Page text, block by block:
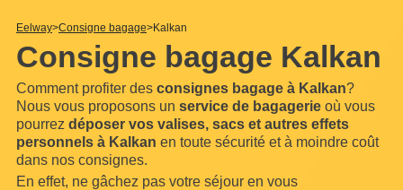
Eelway Consigne bagage Kalkan
Consigne bagage Kalkan
Comment profiter des consignes bagage à Kalkan?
Nous vous proposons un service de bagagerie où vous
pourrez déposer vos valises, sacs et autres effets
personnels à Kalkan en toute sécurité et à moindre coût
dans nos consignes.
En effet, ne gâchez pas votre séjour en vous